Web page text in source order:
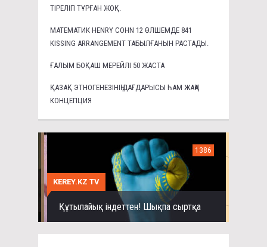
ТІРЕЛІП ТҰРҒАН ЖОҚ.
МАТЕМАТИК HENRY COHN 12 ӨЛШЕМДЕ 841
KISSING ARRANGEMENT ТАБЫЛҒАНЫН РАСТАДЫ.
ҒАЛЫМ БОҚАШ МЕРЕЙЛІ 50 ЖАСТА
ҚАЗАҚ ЭТНОГЕНЕЗІНІҢ ДАҒДАРЫСЫ ҺАМ ЖАҢА
КОНЦЕПЦИЯ
1386
KEREY.KZ TV
Құтылайық індеттен! Шықпа сыртқа